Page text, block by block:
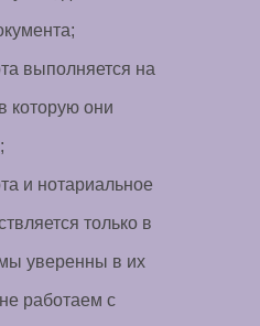
выполняется на
которую они
и нотариальное
только в
уверенны в их
работаем с